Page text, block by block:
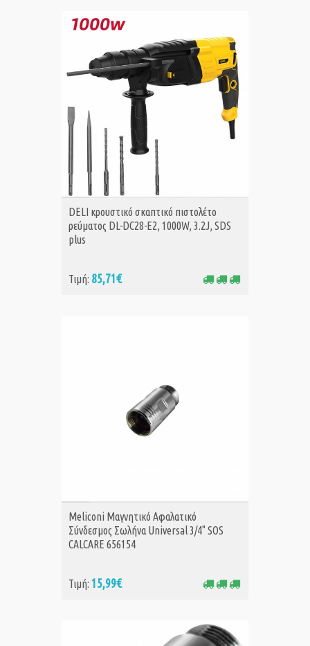
ΑΓΟΡΑ
DELI κρουστικό σκαπτικό πιστολέτο
ρεύματος DL-DC28-E2, 1000W, 3.2J, SDS
plus
Τιμή: 85,71€
ΑΓΟΡΑ
Meliconi Μαγνητικό Αφαλατικό
Σύνδεσμος Σωλήνα Universal 3/4" SOS
CALCARE 656154
Τιμή: 15,99€